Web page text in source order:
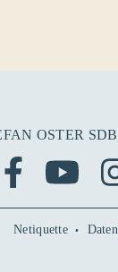
OSTER
Netiquette